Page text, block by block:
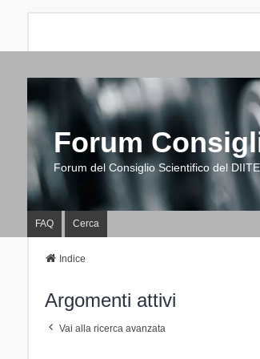
Forum
Forum del Consiglio Scientifico del
FAQ Cerca
Indice
Argomenti attivi
Vai alla ricerca avanzata